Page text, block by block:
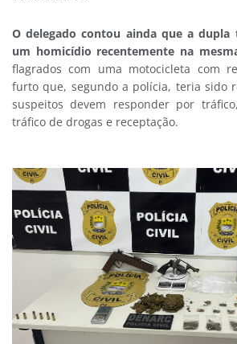
O delegado contou ainda que a
um homicídio recentemente na
flagrados com uma motocicleta com
furto que, segundo a polícia, teria sido
suspeitos devem responder por
tráfico de drogas e receptação.